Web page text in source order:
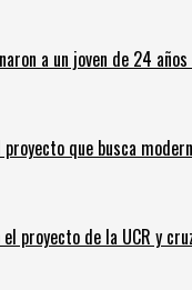
a un joven de 24
que busca
proyecto de la UCR y